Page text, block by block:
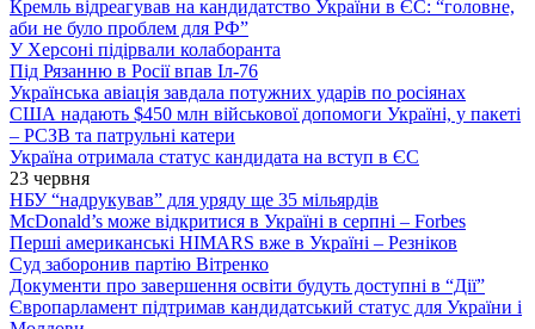
Кремль відреагував на кандидатство України в ЄС: “головне,
аби не було проблем для РФ”
У Херсоні підірвали колаборанта
Під Рязанню в Росії впав Іл-76
Українська авіація завдала потужних ударів по росіянах
США надають $450 млн військової допомоги Україні, у пакеті
– РСЗВ та патрульні катери
Україна отримала статус кандидата на вступ в ЄС
23 червня
НБУ “надрукував” для уряду ще 35 мільярдів
McDonald’s може відкритися в Україні в серпні – Forbes
Перші американські HIMARS вже в Україні – Резніков
Суд заборонив партію Вітренко
Документи про завершення освіти будуть доступні в “Дії”
Європарламент підтримав кандидатський статус для України і